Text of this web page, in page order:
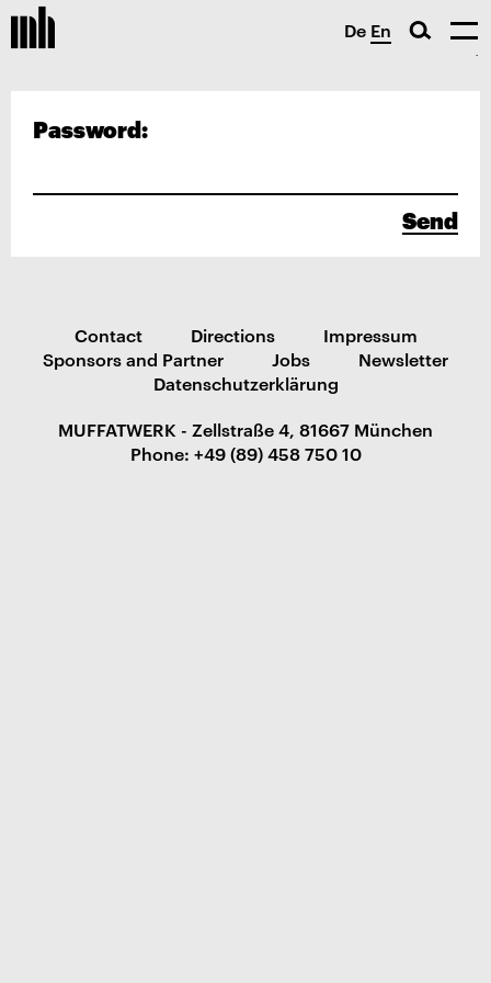
De En
Password:
Send
Contact Directions
Impressum
Sponsors and Partner
Jobs
Newsletter
Datenschutzerklärung
MUFFATWERK - Zellstraße 4, 81667 München
Phone: +49 (89) 458 750 10